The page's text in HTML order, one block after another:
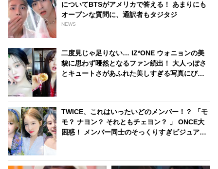
についてBTSがアメリカで答える！ あまりにも
オープンな質問に、通訳者もタジタジ
NEWS
二度見じゃ足りない… IZ*ONE ウォニョンの美
貌に思わず唖然となるファン続出！ 大人っぽさ
とキュートさがあふれた美しすぎる写真にびっ
TWICE、これはいったいどのメンバー！？ 「モ
モ？ ナヨン？ それともチェヨン？ 」 ONCE大
困惑！ メンバー同士のそっくりすぎビジュアル